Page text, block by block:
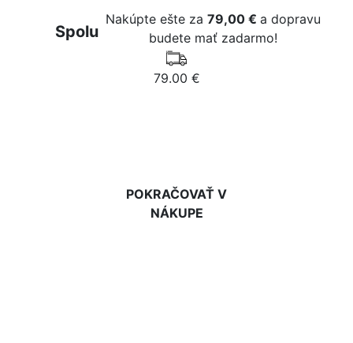
Spolu
Nakúpte ešte za79,00 €a dopravu
budete mať zadarmo!
79.00 €
POKRAČOVAŤ V
NÁKUPE